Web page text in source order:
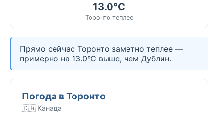
13.0°C
Торонто теплее
Прямо сейчас Торонто заметно теплее —
примерно на 13.0°C выше, чем Дублин.
Погода в Торонто
🇨🇦 Канада